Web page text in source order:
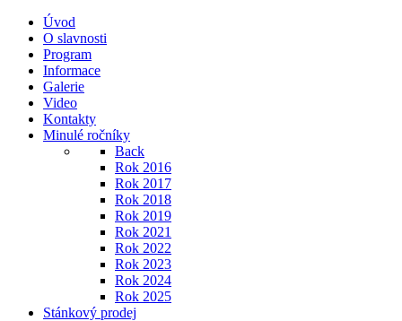
Úvod
O slavnosti
Program
Informace
Galerie
Video
Kontakty
Minulé ročníky
Back
Rok 2016
Rok 2017
Rok 2018
Rok 2019
Rok 2021
Rok 2022
Rok 2023
Rok 2024
Rok 2025
Stánkový prodej